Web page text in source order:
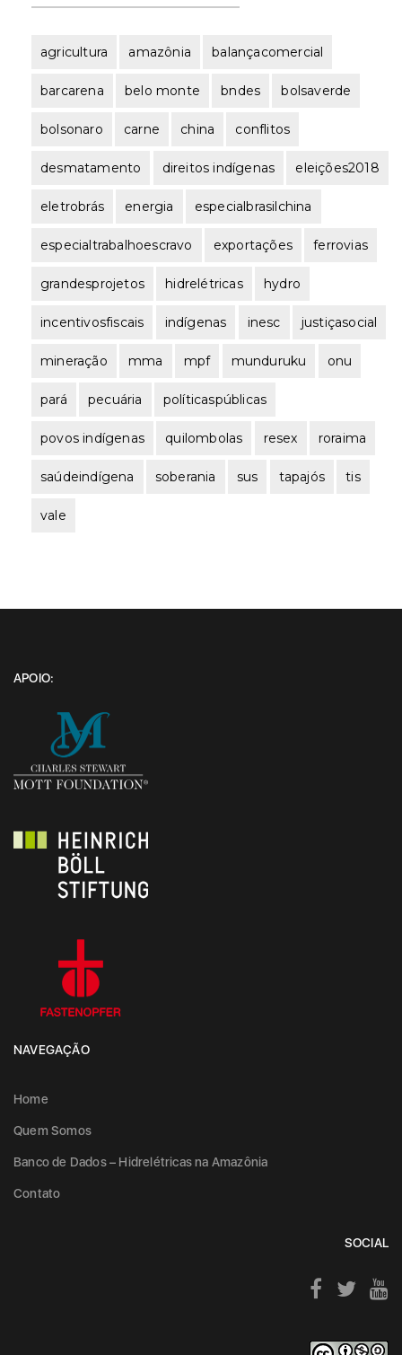
agricultura amazônia balançacomercial
barcarena belo monte bndes bolsaverde
bolsonaro carne china conflitos
desmatamento direitos indígenas eleições2018
eletrobrás energia especialbrasilchina
especialtrabalhoescravo exportações ferrovias
grandesprojetos hidrelétricas hydro
incentivosfiscais indígenas inesc justiçasocial
mineração mma mpf munduruku onu
pará pecuária políticaspúblicas
povos indígenas quilombolas resex roraima
saúdeindígena soberania sus tapajós tis
vale
APOIO:
NAVEGAÇÃO
Home
Quem Somos
Banco de Dados – Hidrelétricas na Amazônia
Contato
SOCIAL